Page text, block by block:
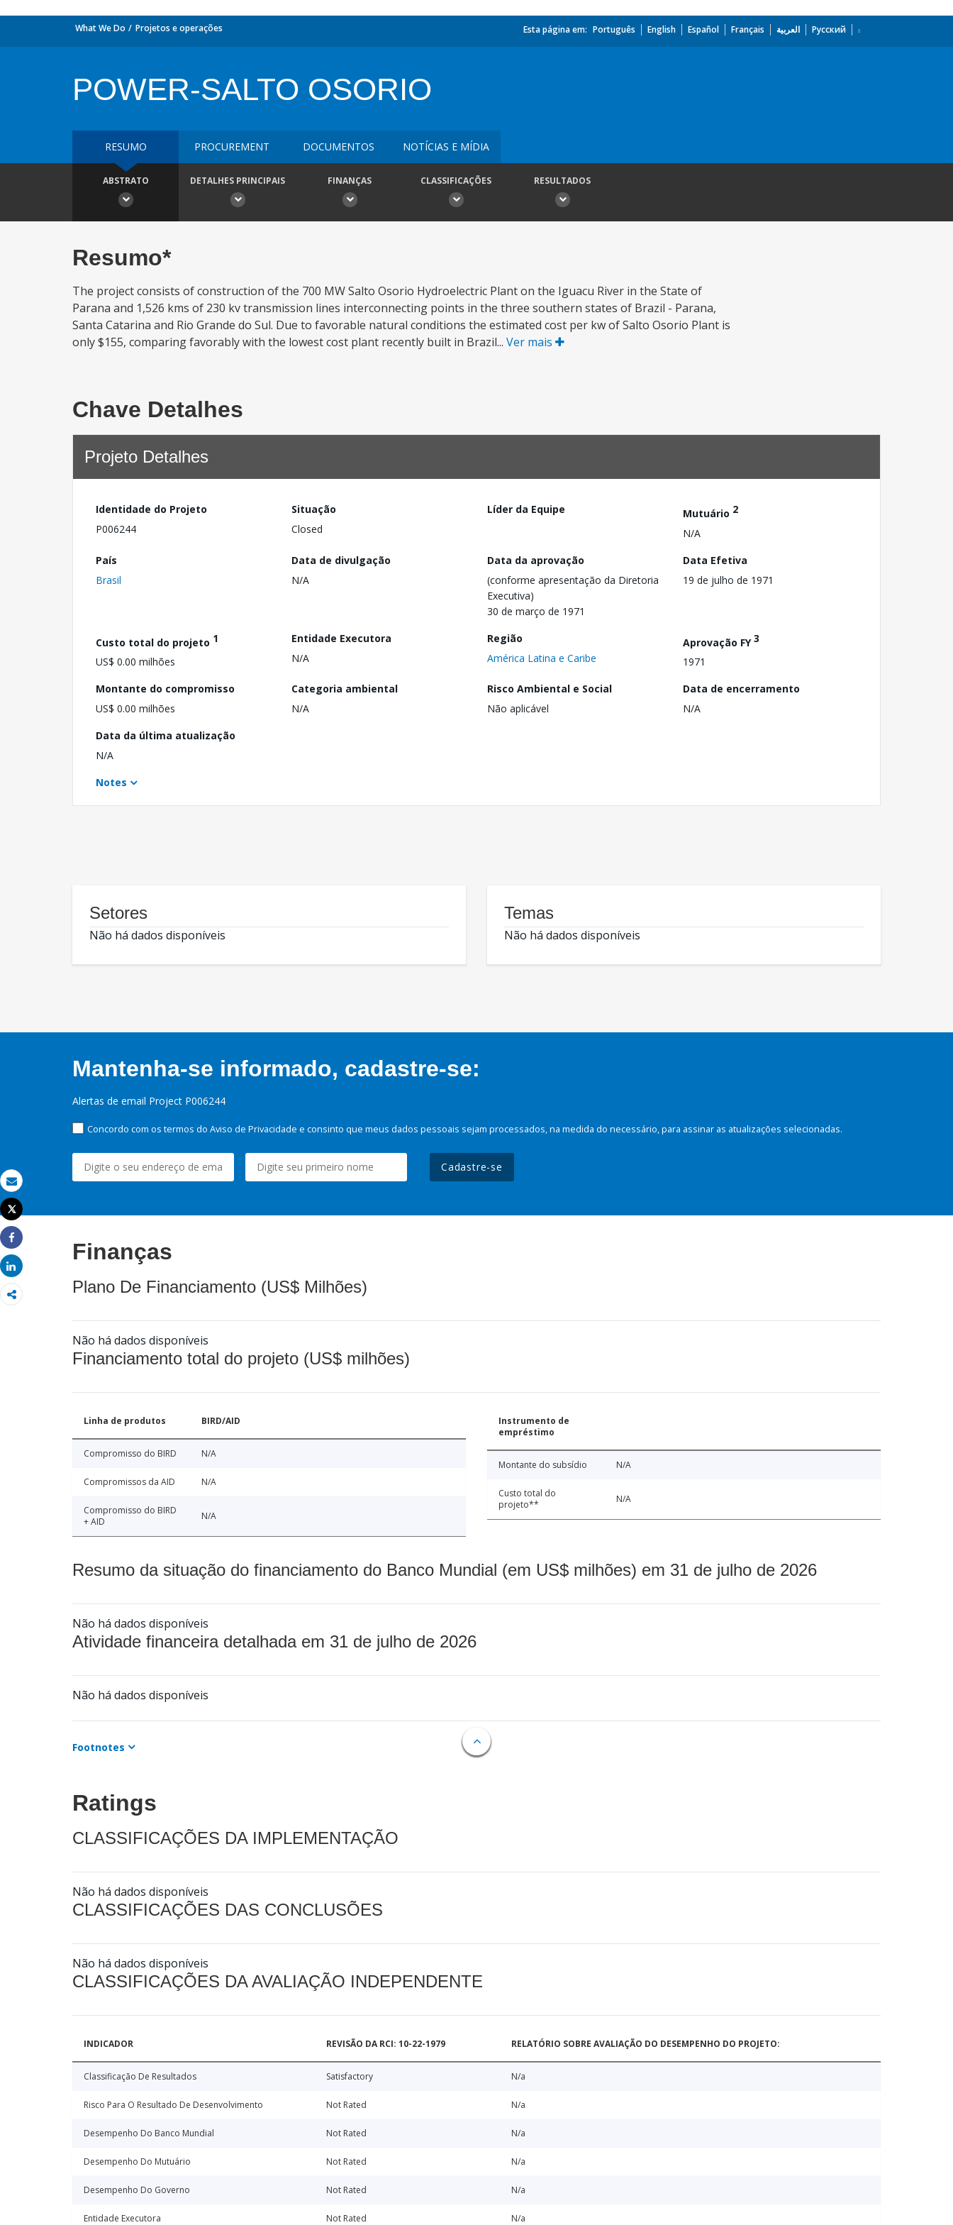
Email
Imprimir
Tweet
Share
Share
What We Do Projetos e operações Esta página em: Português English Español Français العربية Русский
POWER-SALTO OSORIO
RESUMO PROCUREMENT DOCUMENTOS NOTÍCIAS E MÍDIA
ABSTRATO DETALHES PRINCIPAIS FINANÇAS CLASSIFICAÇÕES RESULTADOS
Resumo*
The project consists of construction of the 700 MW Salto Osorio Hydroelectric Plant on the Iguacu River in the State of
Parana and 1,526 kms of 230 kv transmission lines interconnecting points in the three southern states of Brazil - Parana,
Santa Catarina and Rio Grande do Sul. Due to favorable natural conditions the estimated cost per kw of Salto Osorio Plant is
only $155, comparing favorably with the lowest cost plant recently built in Brazil... Ver mais
Chave Detalhes
Projeto Detalhes
Identidade do Projeto
P006244
Situação
Closed
Líder da Equipe Mutuário 2
N/A
País
Brasil
Data de divulgação
N/A
Data da aprovação
(conforme apresentação da Diretoria
Executiva)
30 de março de 1971
Data Efetiva
19 de julho de 1971
Custo total do projeto 1
US$ 0.00 milhões
Entidade Executora
N/A
Região
América Latina e Caribe
Aprovação FY3
1971
Montante do compromisso
US$ 0.00 milhões
Categoria ambiental
N/A
Risco Ambiental e Social
Não aplicável
Data de encerramento
N/A
Data da última atualização
N/A
Notes
Setores
Não há dados disponíveis
Temas
Não há dados disponíveis
Mantenha-se informado, cadastre-se:
Alertas de email Project P006244
Concordo com os termos do Aviso de Privacidade e consinto que meus dados pessoais sejam processados, na medida do necessário, para assinar as atualizações selecionadas.
Cadastre-se
Finanças
Plano De Financiamento (US$ Milhões)
Não há dados disponíveis
Financiamento total do projeto (US$ milhões)
Linha de produtos BIRD/AID
Compromisso do BIRD N/A
Compromissos da AID N/A
Compromisso do BIRD
+ AID
N/A
Instrumento de
empréstimo
Montante do subsídio N/A
Custo total do
projeto**
N/A
Resumo da situação do financiamento do Banco Mundial (em US$ milhões) em 31 de julho de 2026
Não há dados disponíveis
Atividade financeira detalhada em 31 de julho de 2026
Não há dados disponíveis
Footnotes
Ratings
CLASSIFICAÇÕES DA IMPLEMENTAÇÃO
Não há dados disponíveis
CLASSIFICAÇÕES DAS CONCLUSÕES
Não há dados disponíveis
CLASSIFICAÇÕES DA AVALIAÇÃO INDEPENDENTE
INDICADOR REVISÃO DA RCI: 10-22-1979 RELATÓRIO SOBRE AVALIAÇÃO DO DESEMPENHO DO PROJETO:
Classificação De Resultados Satisfactory N/a
Risco Para O Resultado De Desenvolvimento Not Rated N/a
Desempenho Do Banco Mundial Not Rated N/a
Desempenho Do Mutuário Not Rated N/a
Desempenho Do Governo Not Rated N/a
Entidade Executora Not Rated N/a